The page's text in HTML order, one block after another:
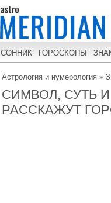
СОННИК ГОРОСКОПЫ
Астрология и нумерология »
СИМВОЛ, СУТЬ
РАССКАЖУТ